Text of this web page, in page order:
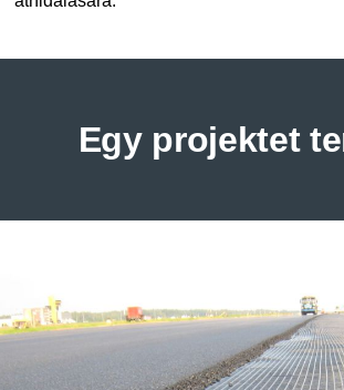
Egy projektet